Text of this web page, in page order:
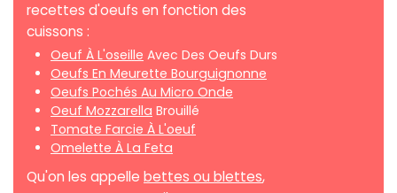
recettes d'oeufs en fonction des
cuissons :
Oeuf À L'oseille Avec Des Oeufs Durs
Oeufs En Meurette Bourguignonne
Oeufs Pochés Au Micro Onde
Oeuf Mozzarella Brouillé
Tomate Farcie À L'oeuf
Omelette À La Feta
Qu'on les appelle bettes ou blettes,